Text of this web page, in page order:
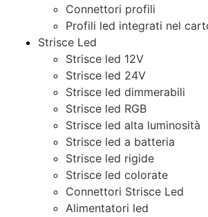
Connettori profili
Profili led integrati nel
Strisce Led
Strisce led 12V
Strisce led 24V
Strisce led dimmerabili
Strisce led RGB
Strisce led alta luminosità
Strisce led a batteria
Strisce led rigide
Strisce led colorate
Connettori Strisce Led
Alimentatori led